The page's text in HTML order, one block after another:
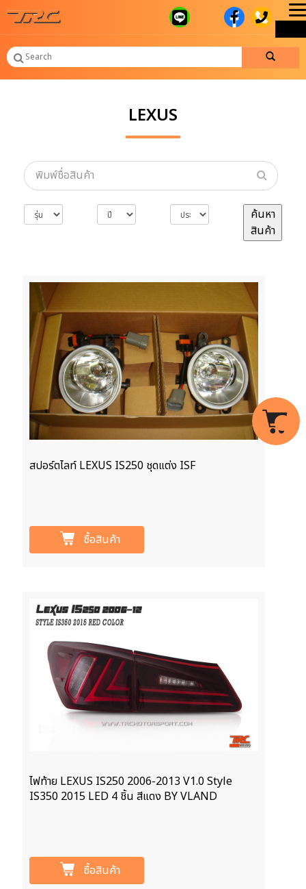
LEXUS
ค้นหา
สินค้า
สปอร์ตไลท์ LEXUS IS250 ชุดแต่ง ISF
ซื้อสินค้า
ไฟท้าย LEXUS IS250 2006-2013 V1.0 Style
IS350 2015 LED 4 ชิ้น สีแดง BY VLAND
ซื้อสินค้า